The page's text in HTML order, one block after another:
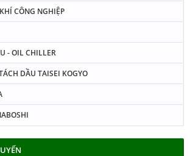
CÔNG NGHIỆP
- OIL CHILLER
DẦU TAISEI KOGYO